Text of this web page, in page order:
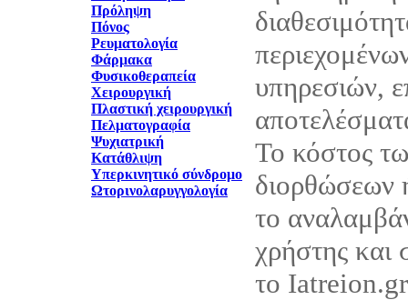
Πρόληψη
Πόνος
Ρευματολογία
Φάρμακα
Φυσικοθεραπεία
Χειρουργική
Πλαστική χειρουργική
Πελματογραφία
Ψυχιατρική
Κατάθλιψη
Υπερκινητικό σύνδρομο
Ωτορινολαρυγγολογία
υπηρεσιών,
Το κόστος
διορθώσεων
το
χρήστης και
το